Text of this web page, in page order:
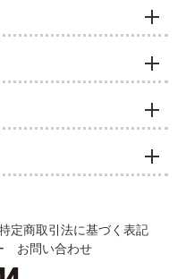
定商取引法に基づく表記
お問い合わせ